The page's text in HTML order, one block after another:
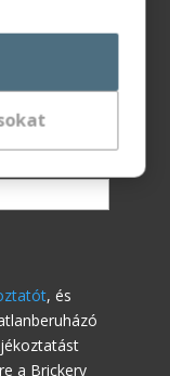
, és
a Brickery